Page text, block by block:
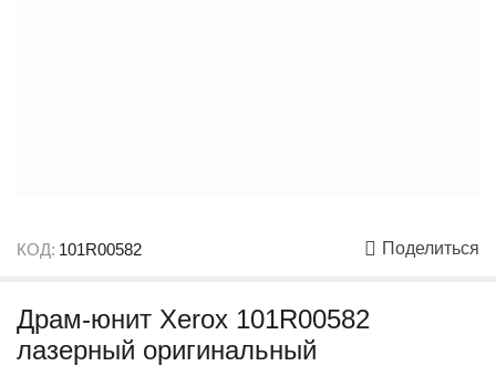
КОД: 101R00582 Поделиться
Драм-юнит Xerox 101R00582
лазерный оригинальный